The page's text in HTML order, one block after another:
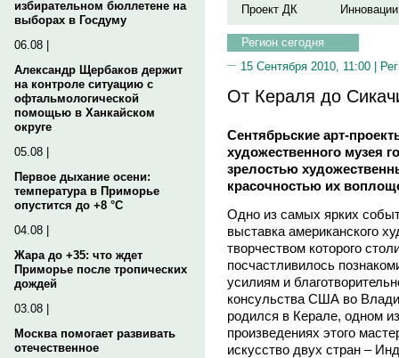
избирательном бюллетене на
выборах в Госдуму
06.08 |
Александр Щербаков держит
на контроле ситуацию с
офтальмологической
помощью в Ханкайском
округе
05.08 |
Первое дыхание осени:
температура в Приморье
опустится до +8 °C
04.08 |
Жара до +35: что ждет
Приморье после тропических
дождей
03.08 |
Москва помогает развивать
отечественное
Проект ДК
Инновации
Регион сегодня
15 Сентября 2010, 11:00 |
От Кераля до
Сентябрьские арт-
художественного музея
зрелостью
красочностью их
Одно из самых ярких
выставка американского
творчеством которого
посчастливилось
усилиям и
консульства США во
родился в Керале, одном
произведениях этого
искусство двух стран –